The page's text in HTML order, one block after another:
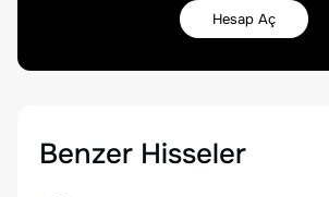
Hesap Aç
Benzer Hisseler